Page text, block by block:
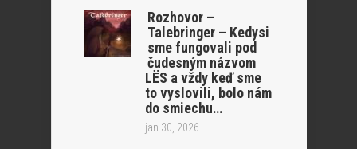
Rozhovor –
Talebringer – Kedysi
sme fungovali pod
čudesným názvom
LËS a vždy keď sme
to vyslovili, bolo nám
do smiechu…
jan 30, 2026